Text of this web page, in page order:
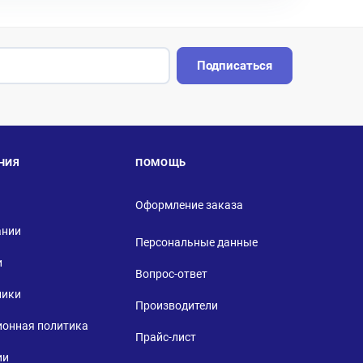
Подписаться
политика
ПОМОЩЬ
Оформление заказа
Персональные данные
Вопрос-ответ
Производители
Прайс-лист